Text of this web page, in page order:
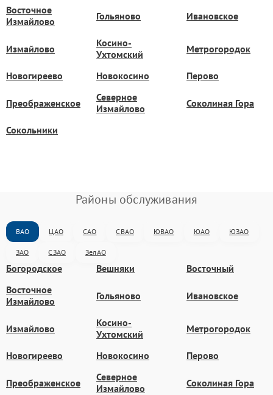
Восточное
Измайлово
Гольяново Ивановское
Измайлово
Косино-
Ухтомский
Метрогородок
Новогиреево Новокосино Перово
Преображенское
Северное
Измайлово
Соколиная Гора
Сокольники
Районы обслуживания
ВАО ЦАО САО СВАО ЮВАО ЮАО ЮЗАО
ЗАО СЗАО ЗелАО
Богородское Вешняки
Восточный
Восточное
Измайлово
Гольяново Ивановское
Измайлово
Косино-
Ухтомский
Метрогородок
Новогиреево Новокосино Перово
Преображенское
Северное
Измайлово
Соколиная Гора